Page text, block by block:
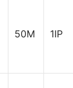
50M 1IP